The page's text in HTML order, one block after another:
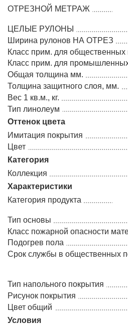
ОТРЕЗНОЙ МЕТРАЖ
ЦЕЛЫЕ РУЛОНЫ
Ширина рулонов НА ОТРЕЗ
Класс прим. для общественных
Класс прим. для
Общая толщина мм.
Толщина защитного слоя, мм.
Вес 1 кв.м., кг.
Тип линолеум
Оттенок цвета
Имитация покрытия
Цвет
Категория
Коллекция
Характеристики
Категория продукта
Тип основы
Класс пожарной опасности
Подогрев пола
Срок службы в общественных
Тип напольного покрытия
Рисунок покрытия
Цвет общий
Условия